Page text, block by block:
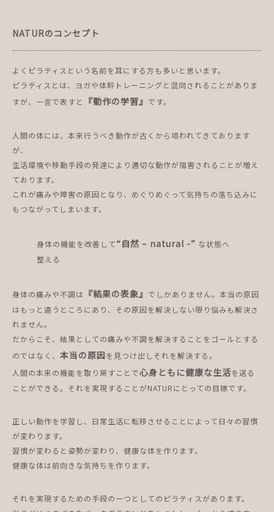
NATURのコンセプト
よくピラティスという名前を耳にする方も多いと思います。
ピラティスとは、ヨガや体幹トレーニングと混同されることがありま
すが、一言で表すと
『動作の学習』 です。
人間の体には、本来行うべき動作が古くから培われてきております
が、
生活環境や移動手段の発達により適切な動作が阻害されることが増え
ております。
これが痛みや障害の原因となり、めぐりめぐって気持ちの落ち込みに
もつながってしまいます。
身体の機能を改善して“自然 – natural -” な状態へ
整える
身体の痛みや不調は 『結果の表象』 でしかありません。本当の原因
はもっと違うところにあり、その原因を解決しない限り悩みも解決さ
れません。
だからこそ、結果としての痛みや不調を解決することをゴールとする
のではなく、 本当の原因を見つけ出しそれを解決する。
人間の本来の機能を取り戻すことで心身ともに健康な生活を送る
ことができる。それを実現することがNATURにとっての目標です。
正しい動作を学習し、日常生活に転移させることによって日々の習慣
が変わります。
習慣が変わると姿勢が変わり、健康な体を作ります。
健康な体は前向きな気持ちを作ります。
それを実現するための手段の一つとしてのピラティスがあります。